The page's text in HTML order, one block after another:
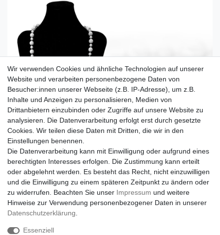
Wir verwenden Cookies und ähnliche Technologien auf unserer
Website und verarbeiten personenbezogene Daten von
Besucher:innen unserer Webseite (z.B. IP-Adresse), um z.B.
Inhalte und Anzeigen zu personalisieren, Medien von
Drittanbietern einzubinden oder Zugriffe auf unsere Website zu
analysieren. Die Datenverarbeitung erfolgt erst durch gesetzte
Cookies. Wir teilen diese Daten mit Dritten, die wir in den
Einstellungen benennen.
Die Datenverarbeitung kann mit Einwilligung oder aufgrund eines
berechtigten Interesses erfolgen. Die Zustimmung kann erteilt
oder abgelehnt werden. Es besteht das Recht, nicht einzuwilligen
und die Einwilligung zu einem späteren Zeitpunkt zu ändern oder
zu widerrufen. Beachten Sie unser Impressum und weitere
Hinweise zur Verwendung personenbezogener Daten in unserer
Daten­schutz­erklärung
Essenziell